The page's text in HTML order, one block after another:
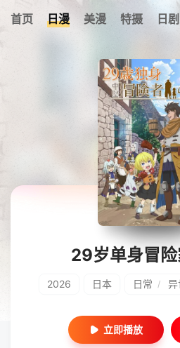
首页 日漫 美漫 特摄 日剧
暂无观看影片的
29岁单身冒
2026 日本 日常 / 异
立即播放